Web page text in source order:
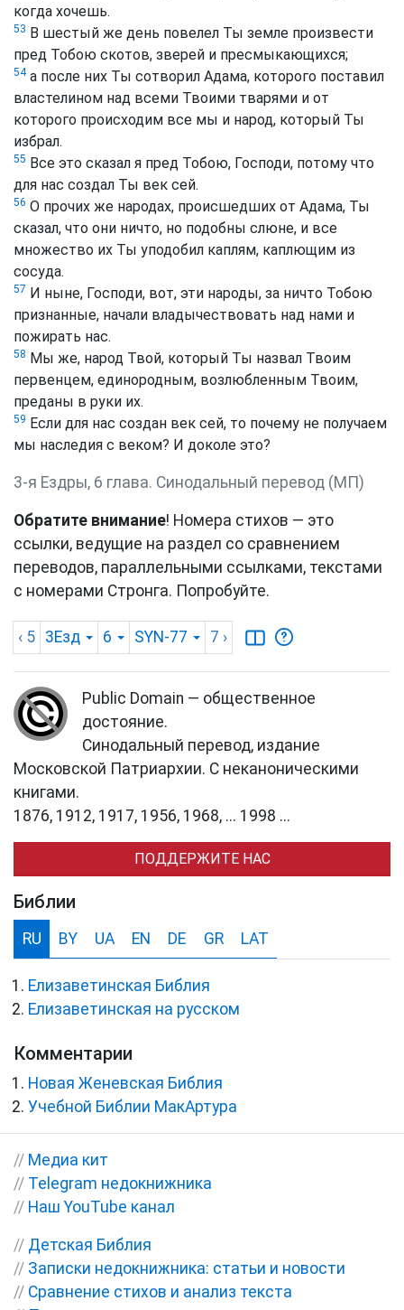
когда хочешь.
53 В шестый же день повелел Ты земле произвести
пред Тобою скотов, зверей и пресмыкающихся;
54а после них Ты сотворил Адама, которого поставил
властелином над всеми Твоими тварями и от
которого происходим все мы и народ, который Ты
избрал.
55 Все это сказал я пред Тобою, Господи, потому что
для нас создал Ты век сей.
56 О прочих же народах, происшедших от Адама, Ты
сказал, что они ничто, но подобны слюне, и все
множество их Ты уподобил каплям, каплющим из
сосуда.
57 И ныне, Господи, вот, эти народы, за ничто Тобою
признанные, начали владычествовать над нами и
пожирать нас.
58 Мы же, народ Твой, который Ты назвал Твоим
первенцем, единородным, возлюбленным Твоим,
преданы в руки их.
59 Если для нас создан век сей, то почему не получаем
мы наследия с веком? И доколе это?
3-я Ездры, 6 глава. Синодальный перевод (МП)
Обратите внимание! Номера стихов — это
ссылки, ведущие на раздел со сравнением
переводов, параллельными ссылками, текстами
с номерами Стронга. Попробуйте.
‹ 5 3Езд 6 SYN-77 7 ›
Public Domain — общественное
достояние.
Синодальный перевод, издание
Московской Патриархии. С неканоническими
книгами.
1876, 1912, 1917, 1956, 1968, ... 1998 ...
ПОДДЕРЖИТЕ НАС
Библии
RU BY UA EN DE GR LAT
Елизаветинская Библия
Елизаветинская на русском
Комментарии
Новая Женевская Библия
Учебной Библии МакАртура
// Медиа кит
// Telegram недокнижника
// Наш YouTube канал
// Детская Библия
// Записки недокнижника: статьи и новости
// Сравнение стихов и анализ текста